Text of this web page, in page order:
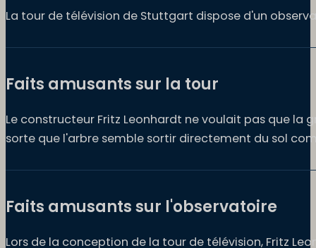
La tour de télévision de Stuttgart dispose d'un
Faits amusants sur la tour
Le constructeur Fritz Leonhardt ne voulait pas que la
sorte que l'arbre semble sortir directement du sol
Faits amusants sur l'observatoire
Lors de la conception de la tour de télévision, Fritz